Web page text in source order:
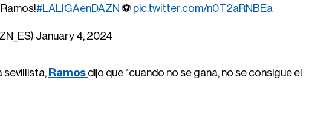
#LALIGAenDAZN ⚽️ pic.twitter.com/n0T2aRNBEa
January 4, 2024
sevillista, Ramos dijo que "cuando no se gana, no se consigue el